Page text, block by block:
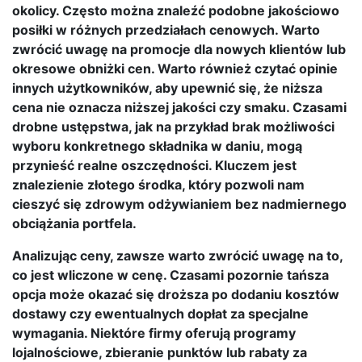
okolicy. Często można znaleźć podobne jakościowo
posiłki w różnych przedziałach cenowych. Warto
zwrócić uwagę na promocje dla nowych klientów lub
okresowe obniżki cen. Warto również czytać opinie
innych użytkowników, aby upewnić się, że niższa
cena nie oznacza niższej jakości czy smaku. Czasami
drobne ustępstwa, jak na przykład brak możliwości
wyboru konkretnego składnika w daniu, mogą
przynieść realne oszczędności. Kluczem jest
znalezienie złotego środka, który pozwoli nam
cieszyć się zdrowym odżywianiem bez nadmiernego
obciążania portfela.
Analizując ceny, zawsze warto zwrócić uwagę na to,
co jest wliczone w cenę. Czasami pozornie tańsza
opcja może okazać się droższa po dodaniu kosztów
dostawy czy ewentualnych dopłat za specjalne
wymagania. Niektóre firmy oferują programy
lojalnościowe, zbieranie punktów lub rabaty za